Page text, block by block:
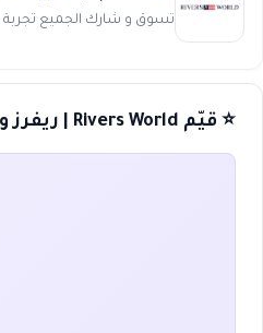
تسوق و شارك الجميع تجربة ممتعة و مثيرة
⭐ قيّم Rivers World | ريفرز وورلد